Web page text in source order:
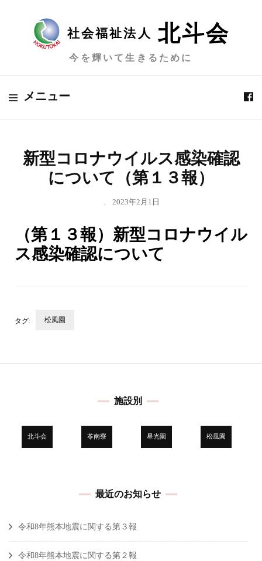
社会福祉法人 北斗会
今を輝いて生きるために
メニュー
新型コロナウイルス感染確認
について（第１３報）
2023年2月1日
（第１３報）新型コロナウイル
ス感染確認について
タグ: 松風園
ー
シ
施設別
北斗会 苓南寮 星光園 松風園
最近のお知らせ
令和8年熊本地震に関する第３報
令和8年熊本地震に関する第２報